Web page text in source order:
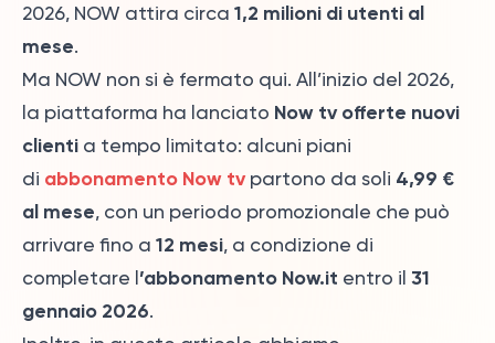
2026, NOW attira circa 1,2 milioni di utenti al
mese.
Ma NOW non si è fermato qui. All’inizio del 2026,
la piattaforma ha lanciato Now tv offerte nuovi
clienti a tempo limitato: alcuni piani
di abbonamento Now tvpartono da soli 4,99 €
al mese, con un periodo promozionale che può
arrivare fino a 12 mesi, a condizione di
completare l ’abbonamento Now.it entro il 31
gennaio 2026.